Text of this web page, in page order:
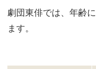
劇団東俳では、年齢
ます。